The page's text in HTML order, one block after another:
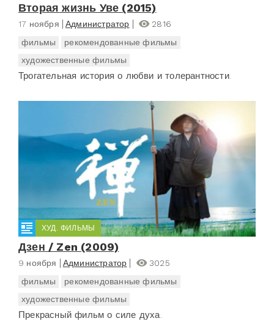
Вторая жизнь Уве (2015)
17 ноября Администратор
2816
фильмы
рекомендованные фильмы
художественные фильмы
Трогательная история о любви и толерантности.
ХУД. ФИЛЬМЫ
Дзен / Zen (2009)
9 ноября Администратор
3025
фильмы
рекомендованные фильмы
художественные фильмы
Прекрасный фильм о силе духа.